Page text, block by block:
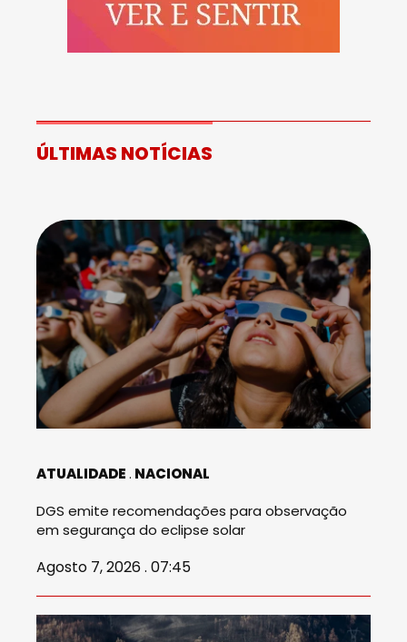
ÚLTIMAS NOTÍCIAS
ATUALIDADE NACIONAL
DGS emite recomendações para observação
em segurança do eclipse solar
Agosto 7, 2026 . 07:45